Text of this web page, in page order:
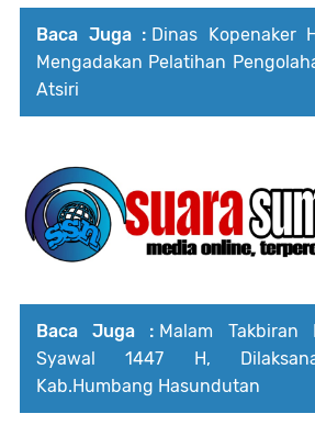
Baca Juga : Dinas Kopenaker
Mengadakan Pelatihan
Atsiri
Baca Juga : Malam Takbiran
Syawal 1447 H,
Kab.Humbang Hasundutan